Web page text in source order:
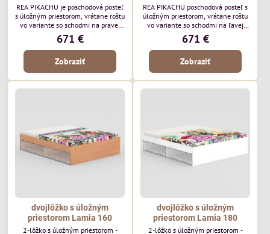
REA PIKACHU je poschodová posteľ
s úložným priestorom, vrátane roštu
vo variante so schodmi na pravej
strane. Posteľ je vhodná ako do
detskej izby kde je obmedzený
priestor pre dve postele, ale vďaka
pevnému roštu svoje uplatnenie
nájde napríklad v horskej chate.
Rozmer postele: š95xd209xv168
cm
671 €
Zobraziť
REA PIKACHU poschodová posteľ s
úložným priestorom, vrátane roštu
vo variante so schodmi na ľavej
strane. Posteľ je vhodná ako do
detskej izby kde je obmedzený
priestor pre dve postele, ale vďaka
pevnému roštu svoje uplatnenie
nájde napríklad v horskej chate.
Vďaka dvojitému čelu na hornom
lôžku sa nemusíte báť, že dieťa v
671 €
Zobraziť
dvojlôžko s úložným
priestorom Lamia 160
2-lôžko s úložným priestorom -
dvojlôžko s úložným
priestorom Lamia 180
2-lôžko s úložným priestorom -